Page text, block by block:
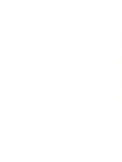
A MÉHÉSZETI